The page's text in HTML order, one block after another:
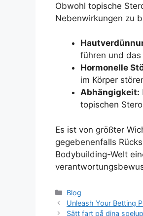
Obwohl topische
Nebenwirkungen zu
führen und das
Hormonelle
im Körper
Abhängigkeit:
topischen
Es ist von größter
gegebenenfalls
Bodybuilding-Welt
Blog
Unleash Your Betting
Sätt fart på dina